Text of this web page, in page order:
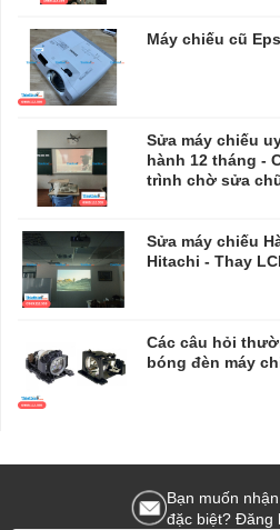
Máy chiếu cũ
Sửa máy chiếu
hành 12 tháng -
trình chờ sửa
​​​​​​​Sửa máy chiếu
Hitachi - Thay
Các câu hỏi
bóng đèn máy
Bạn muốn
đặc biệt? Đăng